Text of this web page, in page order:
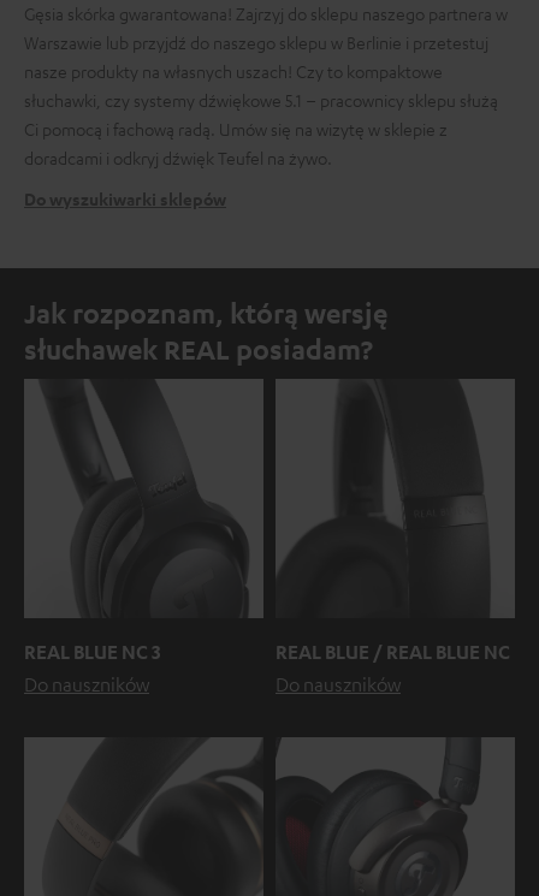
Gęsia skórka gwarantowana! Zajrzyj do sklepu naszego partnera w
Warszawie lub przyjdź do naszego sklepu w Berlinie i przetestuj
nasze produkty na własnych uszach! Czy to kompaktowe
słuchawki, czy systemy dźwiękowe 5.1 – pracownicy sklepu służą
Ci pomocą i fachową radą. Umów się na wizytę w sklepie z
doradcami i odkryj dźwięk Teufel na żywo.
Do wyszukiwarki sklepów
Jak rozpoznam, którą wersję
słuchawek REAL posiadam?
REAL BLUE NC 3
Do nauszników
REAL BLUE / REAL BLUE NC
Do nauszników